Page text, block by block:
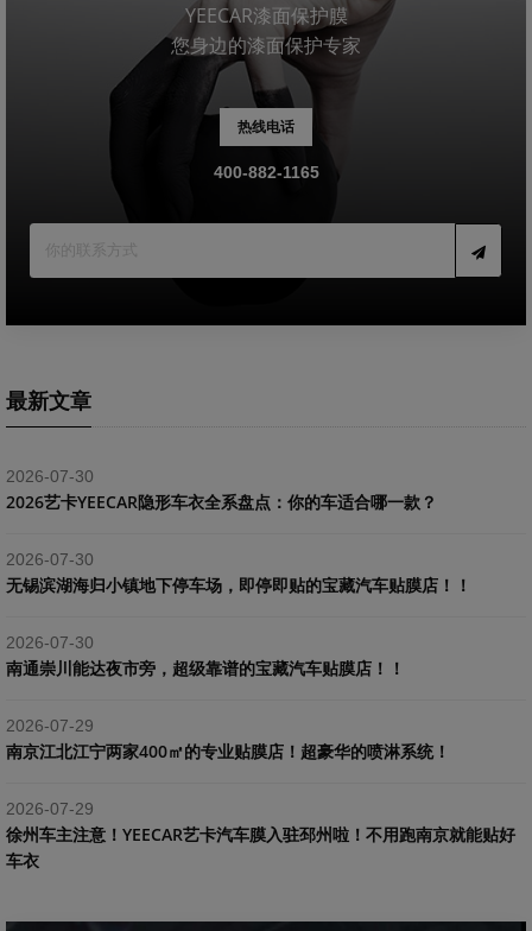
YEECAR漆面保护膜
您身边的漆面保护专家
热线电话
400-882-1165
最新文章
2026-07-30
2026艺卡YEECAR隐形车衣全系盘点：你的车适合哪一款？
2026-07-30
​无锡滨湖海归小镇地下停车场，即停即贴的宝藏汽车贴膜店！！
2026-07-30
南通崇川能达夜市旁，超级靠谱的宝藏汽车贴膜店！！
2026-07-29
南京江北江宁两家400㎡的专业贴膜店！超豪华的喷淋系统！
2026-07-29
​徐州车主注意！YEECAR艺卡汽车膜入驻邳州啦！不用跑南京就能贴好
车衣